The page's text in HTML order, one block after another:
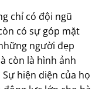
chỉ có đội ngũ
có sự góp mặt
người đẹp
còn là hình ảnh
hiện diện của họ